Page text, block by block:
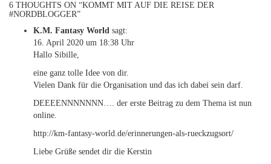
6 THOUGHTS ON “KOMMT MIT AUF DIE REISE DER
#NORDBLOGGER”
K.M. Fantasy World sagt:
16. April 2020 um 18:38 Uhr
Hallo Sibille,
eine ganz tolle Idee von dir.
Vielen Dank für die Organisation und das ich dabei sein darf.
DEEEENNNNNNN…. der erste Beitrag zu dem Thema ist nun
online.
http://km-fantasy-world.de/erinnerungen-als-rueckzugsort/
Liebe Grüße sendet dir die Kerstin